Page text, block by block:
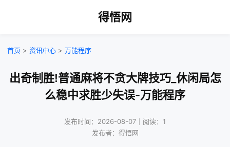
得悟网
首页 > 资讯中心 > 万能程序
出奇制胜!普通麻将不贪大牌技巧_休闲局怎
么稳中求胜少失误-万能程序
发布时间：2026-08-07｜阅读：1
发布者：得悟网